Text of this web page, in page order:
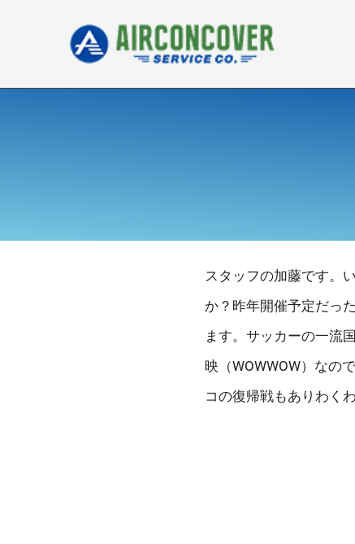
キ
スタッフの加藤です。
か？昨年開催予定だっ
ます。サッカーの一流
映（WOWWOW）なの
コの復帰戦もありわく